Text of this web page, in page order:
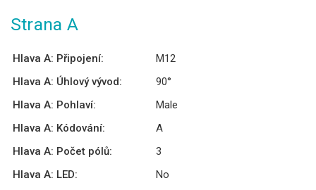
Strana A
Hlava A: Připojení:
M12
Hlava A: Úhlový vývod:
90°
Hlava A: Pohlaví:
Male
Hlava A: Kódování:
A
Hlava A: Počet pólů:
3
Hlava A: LED:
No